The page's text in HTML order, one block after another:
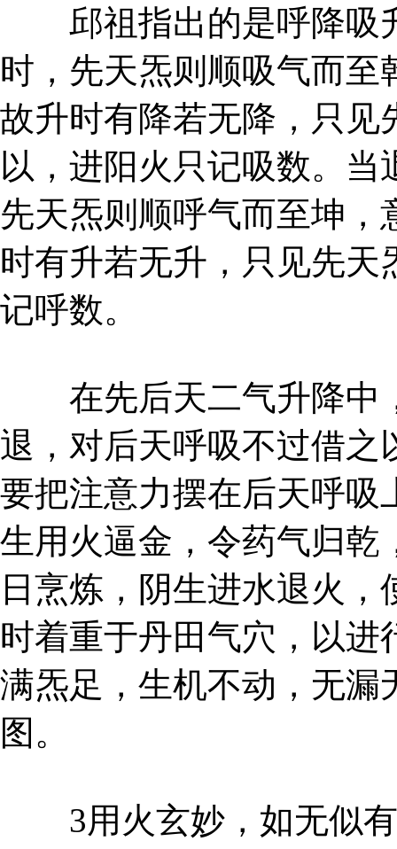
邱祖指出的是呼降吸
时，先天炁则顺吸气而
故升时有降若无降，只见
以，进阳火只记吸数。
先天炁则顺呼气而至坤
时有升若无升，只见先
记呼数。
在先后天二气升降中
退，对后天呼吸不过借之
要把注意力摆在后天呼吸
生用火逼金，令药气归乾
日烹炼，阴生进水退火
时着重于丹田气穴，以
满炁足，生机不动，无漏
图。
3用火玄妙，如无似